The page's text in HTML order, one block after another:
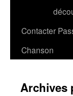
Contacter
Chanson
Archives